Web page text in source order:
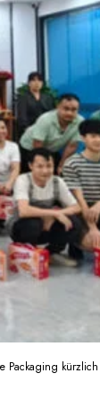
im